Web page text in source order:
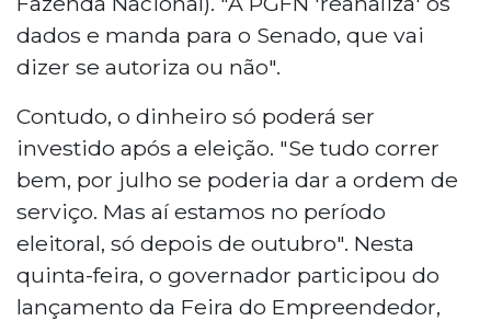
dados e manda para o Senado, que vai
dizer se autoriza ou não".
Contudo, o dinheiro só poderá ser
investido após a eleição. "Se tudo correr
bem, por julho se poderia dar a ordem de
serviço. Mas aí estamos no período
eleitoral, só depois de outubro". Nesta
quinta-feira, o governador participou do
lançamento da Feira do Empreendedor,